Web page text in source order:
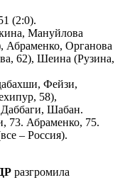
(2:0).
Мануйлова
Абраменко, Органова
62), Шеина (Рузина,
Фейзи,
58),
Шабан.
73. Абраменко, 75.
– Россия).
разгромила